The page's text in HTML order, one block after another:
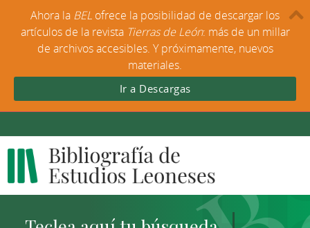
Ahora la BEL ofrece la posibilidad de descargar los
artículos de la revista Tierras de León: más de un millar
de archivos accesibles. Y próximamente, nuevos
materiales.
Ir a Descargas